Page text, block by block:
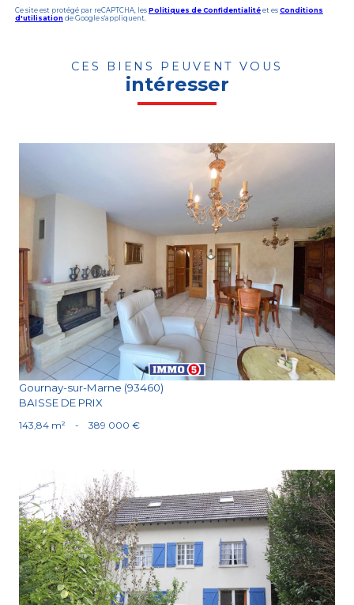
Ce site est protégé par reCAPTCHA, les Politiques de Confidentialité et es Conditions
d'utilisation de Google s'appliquent.
CES BIENS PEUVENT VOUS
intéresser
Voir le bien
Gournay-sur-Marne (93460)
BAISSE DE PRIX
143,84 m² - 389 000 €
Voir le bien